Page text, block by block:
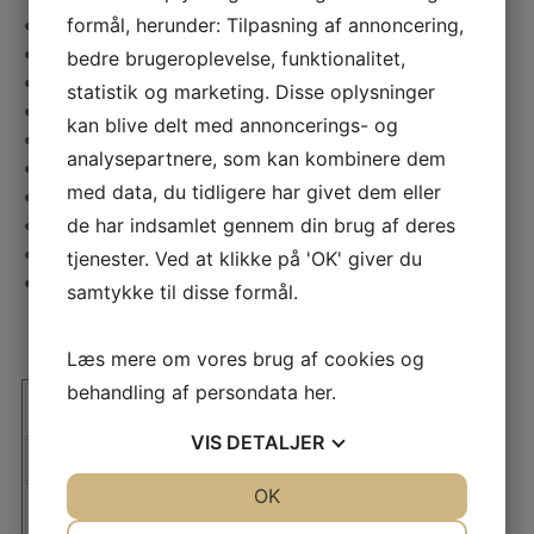
Let at indbygge eller gemme bort
Meget lavt støjniveau
Lav vægt
Arbejder støjsvagt: 49 dBA
Vaskbar rotor
Rustfrit stålhus
Selvregulerende varmelegeme
Lave driftsomkostninger
Lange serviceintervaller
Let at installere
Affugter model CS-5
Nominel kapacitet (kg/h)
Tørluftmængde (m3/h)
formål, herunder: Tilpasning af annoncering,
bedre brugeroplevelse, funktionalitet,
statistik og marketing. Disse oplysninger
kan blive delt med annoncerings- og
analysepartnere, som kan kombinere dem
med data, du tidligere har givet dem eller
de har indsamlet gennem din brug af deres
tjenester. Ved at klikke på 'OK' giver du
samtykke til disse formål.
Læs mere om vores brug af cookies og
behandling af persondata her.
VIS DETALJER
OK